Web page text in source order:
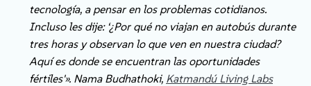
tecnología, a pensar en los problemas cotidianos.
Incluso les dije: ‘¿Por qué no viajan en autobús durante
tres horas y observan lo que ven en nuestra ciudad?
Aquí es donde se encuentran las oportunidades
fértiles'». Nama Budhathoki, Katmandú Living Labs